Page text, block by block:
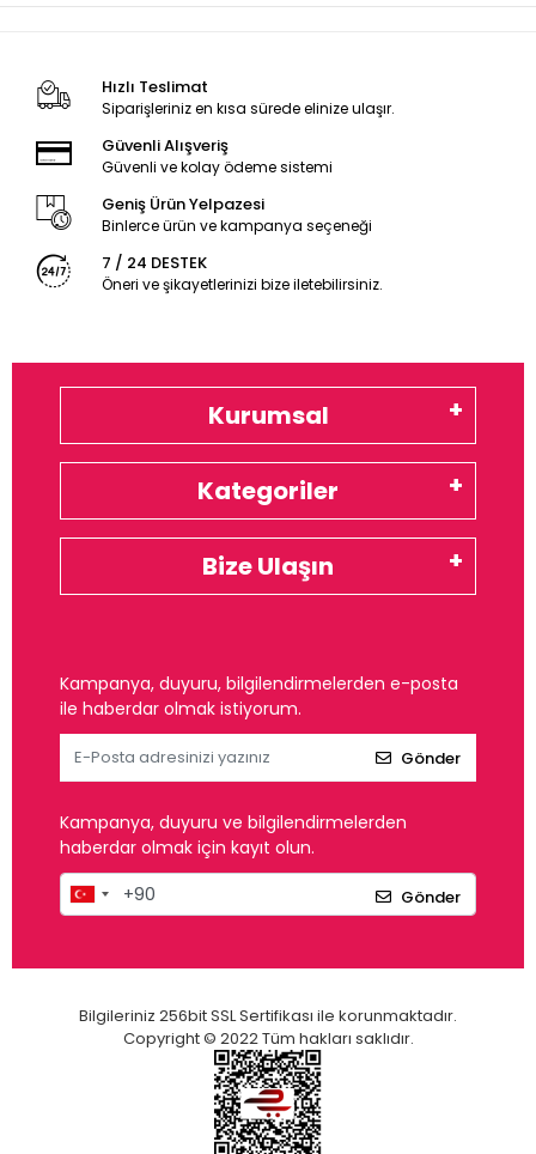
Hızlı Teslimat
Siparişleriniz en kısa sürede elinize ulaşır.
Güvenli Alışveriş
Güvenli ve kolay ödeme sistemi
Geniş Ürün Yelpazesi
Binlerce ürün ve kampanya seçeneği
7 / 24 DESTEK
Öneri ve şikayetlerinizi bize iletebilirsiniz.
Kurumsal
Kategoriler
Bize Ulaşın
Kampanya, duyuru, bilgilendirmelerden e-posta
ile haberdar olmak istiyorum.
Gönder
Kampanya, duyuru ve bilgilendirmelerden
haberdar olmak için kayıt olun.
Gönder
Bilgileriniz 256bit SSL Sertifikası ile korunmaktadır.
Copyright © 2022 Tüm hakları saklıdır.